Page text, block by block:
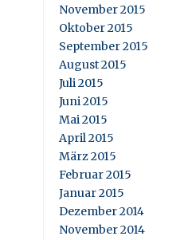
November 2015
Oktober 2015
September 2015
August 2015
Juli 2015
Juni 2015
Mai 2015
April 2015
März 2015
Februar 2015
Januar 2015
Dezember 2014
November 2014